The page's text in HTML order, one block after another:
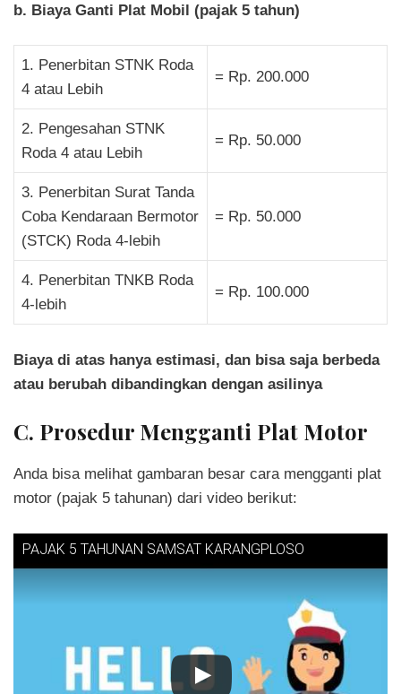
b. Biaya Ganti Plat Mobil (pajak 5 tahun)
1. Penerbitan STNK Roda
4 atau Lebih
= Rp. 200.000
2. Pengesahan STNK
Roda 4 atau Lebih
= Rp. 50.000
3. Penerbitan Surat Tanda
Coba Kendaraan Bermotor
(STCK) Roda 4-lebih
= Rp. 50.000
4. Penerbitan TNKB Roda
4-lebih
= Rp. 100.000
Biaya di atas hanya estimasi, dan bisa saja berbeda
atau berubah dibandingkan dengan asilinya
C. Prosedur Mengganti Plat Motor
Anda bisa melihat gambaran besar cara mengganti plat
motor (pajak 5 tahunan) dari video berikut:
PAJAK 5 TAHUNAN SAMSAT KARANGPLOSO